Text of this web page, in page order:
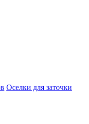
Оселки для заточки